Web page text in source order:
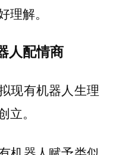
解。
人配情商
现有机器人生理
。